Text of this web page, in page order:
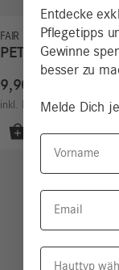
FAIR Edition
PETA Tierrechte
9,90
inkl. MwSt. zzgl. Versand
Entdecke
Pflegetipps
Gewinne
besser zu
Melde Dich
Vorname
Email
Hauttyp